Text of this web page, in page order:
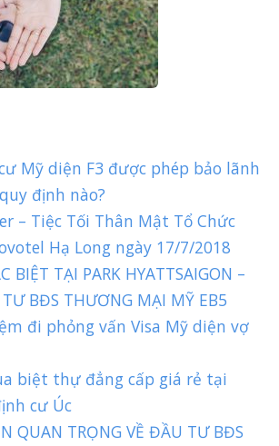
Mỹ diện F3 được phép bảo lãnh
định nào?
– Tiệc Tối Thân Mật Tổ Chức
Hạ Long ngày 17/7/2018
BIỆT TẠI PARK HYATTSAIGON –
BĐS THƯƠNG MẠI MỸ EB5
đi phỏng vấn Visa Mỹ diện vợ
biệt thự đẳng cấp giá rẻ tại
cư Úc
QUAN TRỌNG VỀ ĐẦU TƯ BĐS